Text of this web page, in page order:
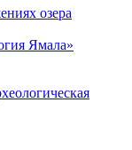
озера
Ямала»